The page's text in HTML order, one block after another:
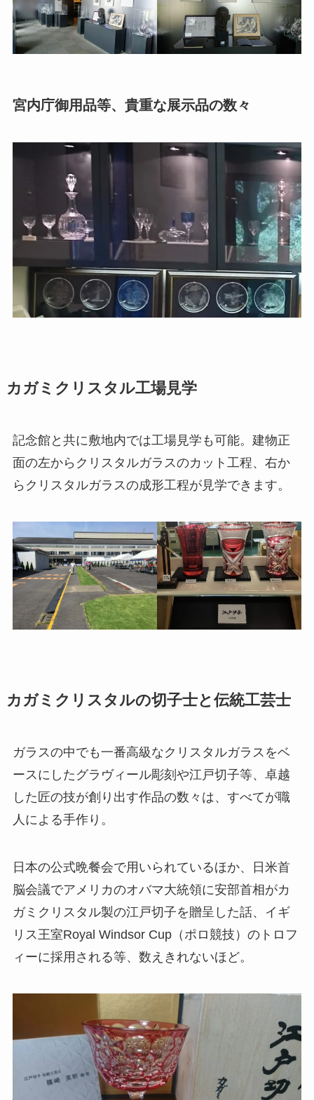
宮内庁御用品等、貴重な展示品の数々
カガミクリスタル工場見学
記念館と共に敷地内では工場見学も可能。建物正
面の左からクリスタルガラスのカット工程、右か
らクリスタルガラスの成形工程が見学できます。
カガミクリスタルの切子士と伝統工芸士
ガラスの中でも一番高級なクリスタルガラスをベ
ースにしたグラヴィール彫刻や江戸切子等、卓越
した匠の技が創り出す作品の数々は、すべてが職
人による手作り。
日本の公式晩餐会で用いられているほか、日米首
脳会議でアメリカのオバマ大統領に安部首相がカ
ガミクリスタル製の江戸切子を贈呈した話、イギ
リス王室Royal Windsor Cup（ポロ競技）のトロフ
ィーに採用される等、数えきれないほど。